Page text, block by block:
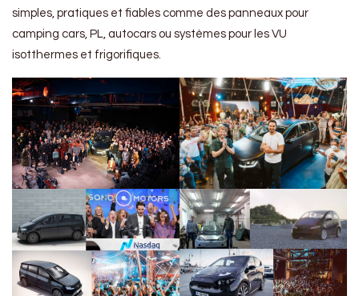
simples, pratiques et fiables comme des panneaux pour
camping cars, PL, autocars ou systèmes pour les VU
isotthermes et frigorifiques.